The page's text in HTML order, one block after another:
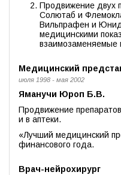
Продвижение двух
Солютаб и
Вильпрафен и
медицинскими
взаимозаменяемые
Медицинский
июля 1998 - мая 2002
Яманучи Юроп Б.В.
Продвижение
и в аптеки.
«Лучший медицинский
финансового года.
Врач-нейрохирург